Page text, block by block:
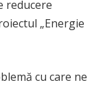
reducere
„Energie
cu care ne